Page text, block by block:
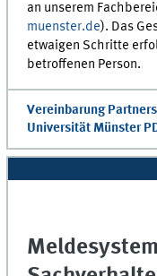
an unserem
muenster.de). Das
etwaigen Schritte
betroffenen Person.
Vereinbarung
Universität Münster